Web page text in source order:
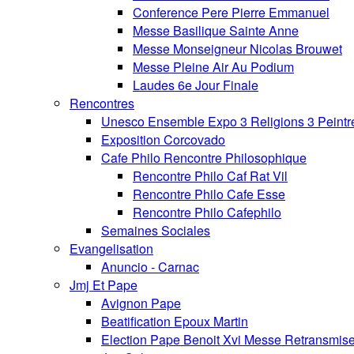
Conference Pere Pierre Emmanuel
Messe Basilique Sainte Anne
Messe Monseigneur Nicolas Brouwet
Messe Pleine Air Au Podium
Laudes 6e Jour Finale
Rencontres
Unesco Ensemble Expo 3 Religions 3
Exposition Corcovado
Cafe Philo Rencontre Philosophique
Rencontre Philo Caf Rat Vil
Rencontre Philo Cafe Esse
Rencontre Philo Cafephilo
Semaines Sociales
Evangelisation
Anuncio - Carnac
Jmj Et Pape
Avignon Pape
Beatification Epoux Martin
Election Pape Benoit Xvi Messe